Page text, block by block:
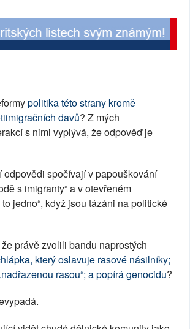
politika této strany kromě
davů? Z mých
s nimi vyplývá, že odpověď je
odpovědi spočívají v papouškování
s imigranty“ a v otevřeném
jedno“, když jsou tázáni na politické
právě zvolili bandu naprostých
který oslavuje rasové násilníky;
rasou“; a popírá genocidu?